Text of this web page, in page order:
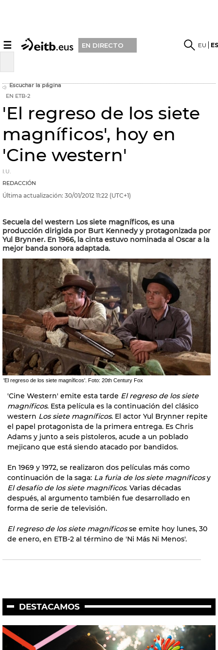
☰ EN DIRECTO EU
Escuchar la página
EN ETB-2
'El regreso de los siete
magníficos', hoy en
'Cine western'
I.U.
REDACCIÓN
Última actualización: 30/01/2012 11:22 (UTC+1)
Secuela del western Los siete magníficos, es una
producción dirigida por Burt Kennedy y protagonizada por
Yul Brynner. En 1966, la cinta estuvo nominada al Oscar a la
mejor banda sonora adaptada.
'El regreso de los siete magníficos'. Foto: 20th Century Fox
'Cine Western' emite esta tarde El regreso de los siete
magníficos. Esta película es la continuación del clásico
western Los siete magníficos. El actor Yul Brynner repite
el papel protagonista de la primera entrega. Es Chris
Adams y junto a seis pistoleros, acude a un poblado
mejicano que está siendo atacado por bandidos.
En 1969 y 1972, se realizaron dos películas más como
continuación de la saga: La furia de los siete magníficosy
El desafío de los siete magníficos. Varias décadas
después, al argumento también fue desarrollado en
forma de serie de televisión.
El regreso de los siete magníficosse emite hoy lunes, 30
de enero, en ETB-2 al término de 'Ni Más Ni Menos'.
DESTACAMOS